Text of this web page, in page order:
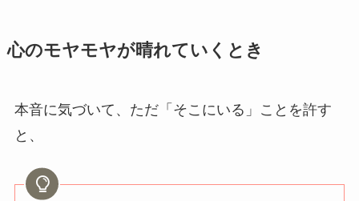
心のモヤモヤが晴れていくとき
本音に気づいて、ただ「そこにいる」ことを許す
と、